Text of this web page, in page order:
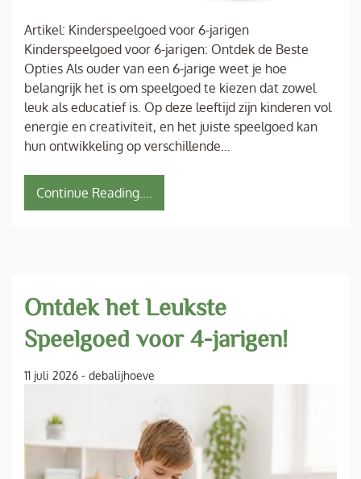
Artikel: Kinderspeelgoed voor 6-jarigen
Kinderspeelgoed voor 6-jarigen: Ontdek de Beste
Opties Als ouder van een 6-jarige weet je hoe
belangrijk het is om speelgoed te kiezen dat zowel
leuk als educatief is. Op deze leeftijd zijn kinderen vol
energie en creativiteit, en het juiste speelgoed kan
hun ontwikkeling op verschillende…
Continue Reading....
Ontdek het Leukste
Speelgoed voor 4-jarigen!
11 juli 2026 - debalijhoeve